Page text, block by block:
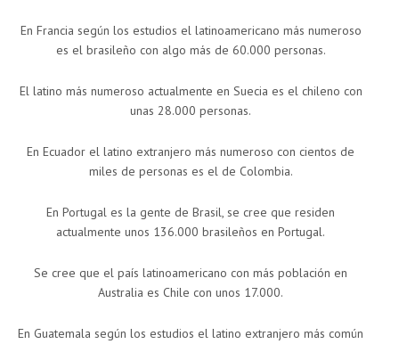
En Francia según los estudios el latinoamericano más numeroso
es el brasileño con algo más de 60.000 personas.
El latino más numeroso actualmente en Suecia es el chileno con
unas 28.000 personas.
En Ecuador el latino extranjero más numeroso con cientos de
miles de personas es el de Colombia.
En Portugal es la gente de Brasil, se cree que residen
actualmente unos 136.000 brasileños en Portugal.
Se cree que el país latinoamericano con más población en
Australia es Chile con unos 17.000.
En Guatemala según los estudios el latino extranjero más común